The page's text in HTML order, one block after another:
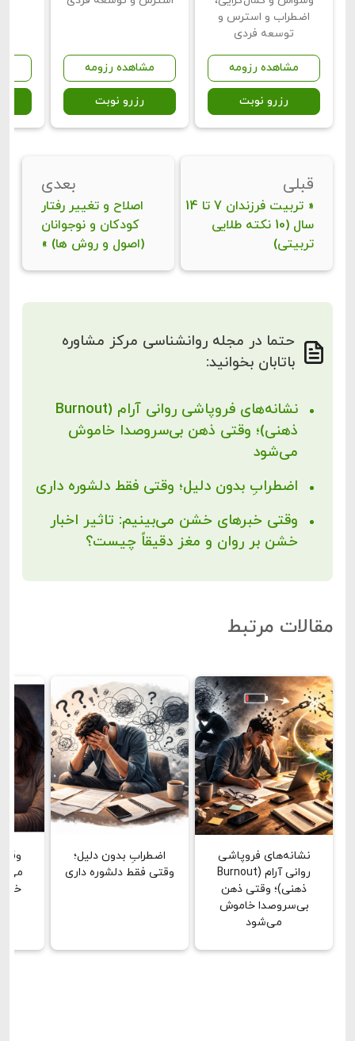
اضطراب و استرس و
توسعه فردی
مشاهده رزومه
رزرو نوبت
مشاهده رزومه
رزرو نوبت
قبلی
«
تربیت فرزندان 7 تا 14
سال (10 نکته طلایی
تربیتی)
بعدی
اصلاح و تغییر رفتار
کودکان و نوجوانان
(اصول و روش ها) »
حتما در مجله روانشناسی مرکز مشاوره
باتابان بخوانید:
نشانه‌های فروپاشی روانی آرام (Burnout
ذهنی)؛ وقتی ذهن بی‌سروصدا خاموش
می‌شود
اضطرابِ بدون دلیل؛ وقتی فقط دلشوره داری
وقتی خبرهای خشن می‌بینیم: تاثیر اخبار
خشن بر روان و مغز دقیقاً چیست؟
مقالات مرتبط
نشانه‌های فروپاشی
روانی آرام (Burnout
ذهنی)؛ وقتی ذهن
بی‌سروصدا خاموش
می‌شود
اضطرابِ بدون دلیل؛
وقتی فقط دلشوره داری
خشن